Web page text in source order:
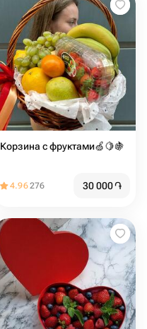
Корзина с фруктами🍏🍋🍇
4.96276 30 000֏